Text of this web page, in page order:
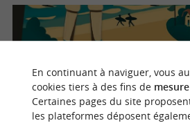
En continuant à naviguer, vous
cookies tiers à des fins de
Certaines pages du site
les plateformes déposent